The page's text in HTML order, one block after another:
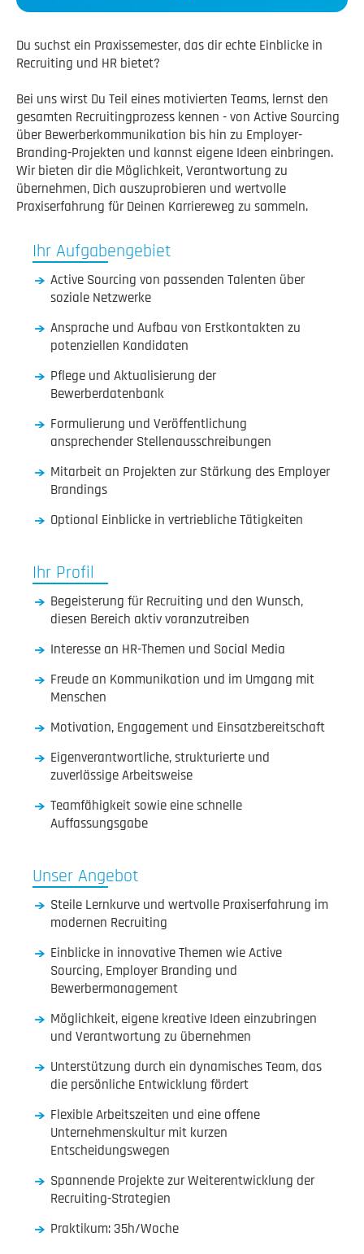
Du suchst ein Praxissemester, das dir echte Einblicke in
Recruiting und HR bietet?
Bei uns wirst Du Teil eines motivierten Teams, lernst den
gesamten Recruitingprozess kennen - von Active Sourcing
über Bewerberkommunikation bis hin zu Employer-
Branding-Projekten und kannst eigene Ideen einbringen.
Wir bieten dir die Möglichkeit, Verantwortung zu
übernehmen, Dich auszuprobieren und wertvolle
Praxiserfahrung für Deinen Karriereweg zu sammeln.
Ihr Aufgabengebiet
Active Sourcing von passenden Talenten über
soziale Netzwerke
Ansprache und Aufbau von Erstkontakten zu
potenziellen Kandidaten
Pflege und Aktualisierung der
Bewerberdatenbank
Formulierung und Veröffentlichung
ansprechender Stellenausschreibungen
Mitarbeit an Projekten zur Stärkung des Employer
Brandings
Optional Einblicke in vertriebliche Tätigkeiten
Ihr Profil
Begeisterung für Recruiting und den Wunsch,
diesen Bereich aktiv voranzutreiben
Interesse an HR-Themen und Social Media
Freude an Kommunikation und im Umgang mit
Menschen
Motivation, Engagement und Einsatzbereitschaft
Eigenverantwortliche, strukturierte und
zuverlässige Arbeitsweise
Teamfähigkeit sowie eine schnelle
Auffassungsgabe
Unser Angebot
Steile Lernkurve und wertvolle Praxiserfahrung im
modernen Recruiting
Einblicke in innovative Themen wie Active
Sourcing, Employer Branding und
Bewerbermanagement
Möglichkeit, eigene kreative Ideen einzubringen
und Verantwortung zu übernehmen
Unterstützung durch ein dynamisches Team, das
die persönliche Entwicklung fördert
Flexible Arbeitszeiten und eine offene
Unternehmenskultur mit kurzen
Entscheidungswegen
Spannende Projekte zur Weiterentwicklung der
Recruiting-Strategien
Praktikum: 35h/Woche